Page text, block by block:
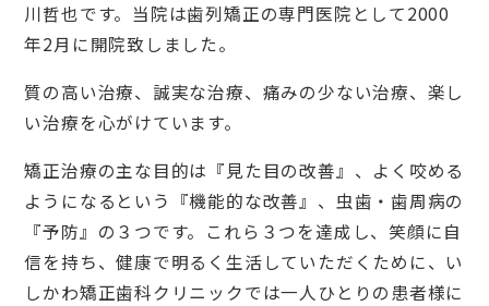
川哲也です。当院は歯列矯正の専門医院として2000
年2月に開院致しました。
質の高い治療、誠実な治療、痛みの少ない治療、楽し
い治療を心がけています。
矯正治療の主な目的は『見た目の改善』、よく咬める
ようになるという『機能的な改善』、虫歯・歯周病の
『予防』の３つです。これら３つを達成し、笑顔に自
信を持ち、健康で明るく生活していただくために、い
しかわ矯正歯科クリニックでは一人ひとりの患者様に